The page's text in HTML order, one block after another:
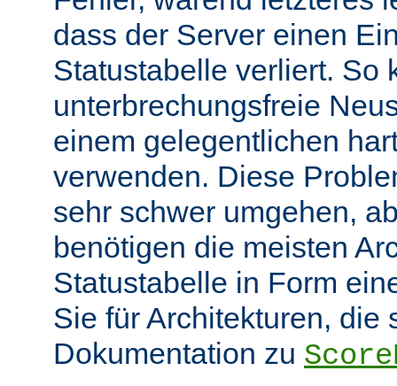
dass der Server einen
Statustabelle verliert. So
unterbrechungsfreie
einem gelegentlichen
verwenden. Diese
sehr schwer umgehen,
benötigen die meisten
Statustabelle in Form
Sie für Architekturen, die
Dokumentation zu